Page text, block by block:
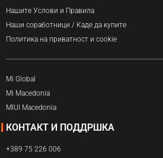
Нашите Услови и Правила
Наши соработници / Каде да купите
Политика на приватност и cookie
Mi Global
Mi Macedonia
MIUI Macedonia
КОНТАКТ И ПОДДРШКА
+389 75 226 006